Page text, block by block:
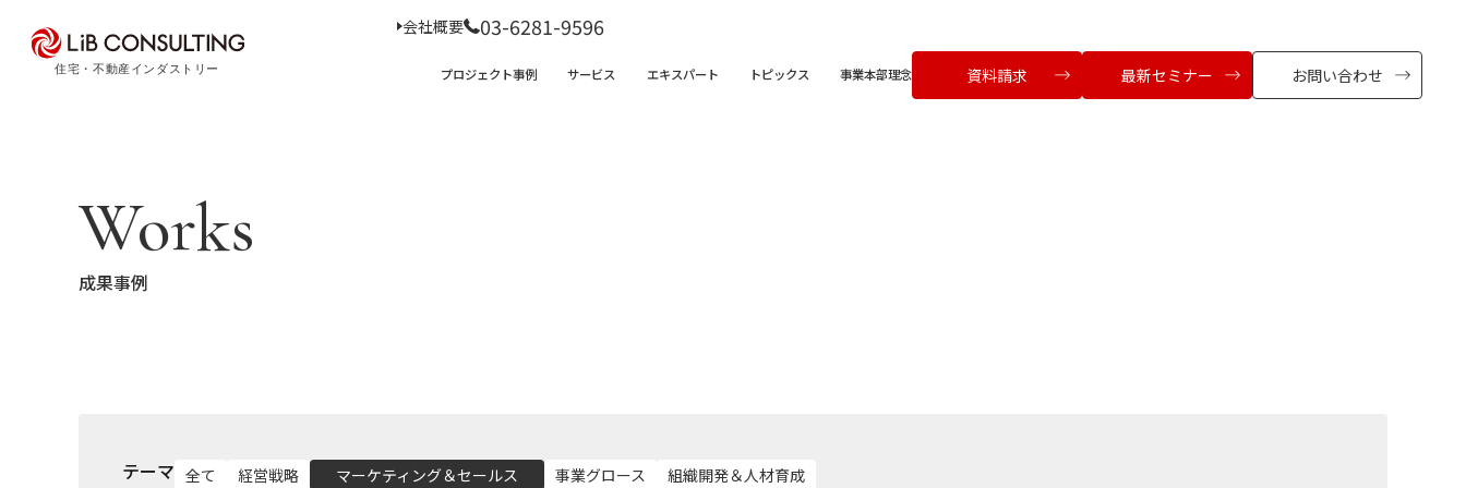
会社概要 03-6281-9596
プロジェクト事例
プロジェクト事例
Case Study
サービス
サービス
Service
エキスパート トピックス
トピックス
Topics
事業本部理念 資料請求 最新セミナー お問い合わせ
プロジェクト事例
トピックスWorks
成果事例
テーマ 全て 経営戦略 マーケティング＆セールス 事業グロース 組織開発＆人材育成